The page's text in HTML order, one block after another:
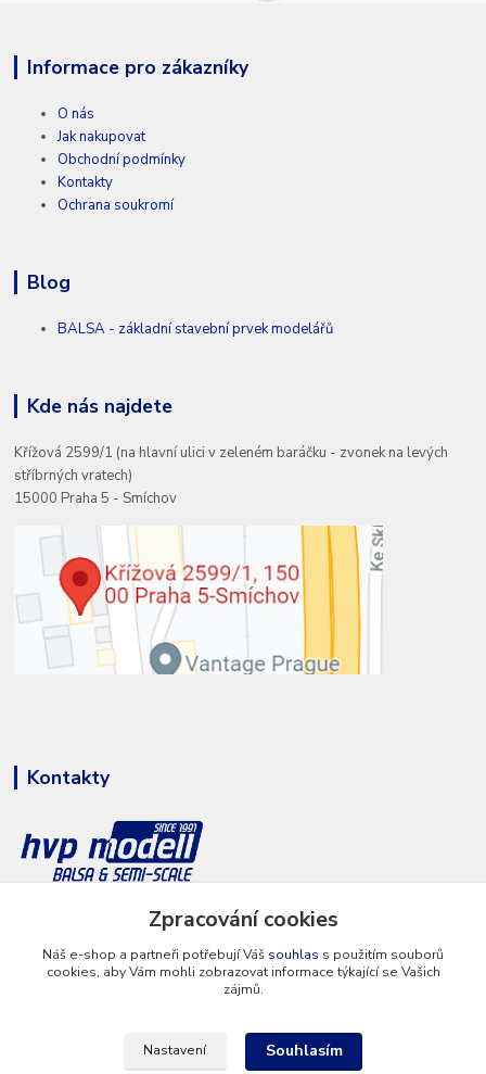
Informace pro zákazníky
O nás
Jak nakupovat
Obchodní podmínky
Kontakty
Ochrana soukromí
Blog
BALSA - základní stavební prvek modelářů
Kde nás najdete
Křížová 2599/1 (na hlavní ulici v zeleném baráčku - zvonek na levých
stříbrných vratech)
15000 Praha 5 - Smíchov
Kontakty
+420 777 286 674
info@hvp-modell.cz
Zpracování cookies
Náš e-shop a partneři potřebují Váš souhlas s použitím souborů
cookies, aby Vám mohli zobrazovat informace týkající se Vašich
zájmů.
Nastavení Souhlasím